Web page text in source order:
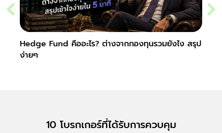
Hedge Fund คืออะไร? ต่างจากกองทุนรวมยังไง สรุป
ง่ายๆ
10 โบรกเกอร์ที่ได้รับการควบคุม